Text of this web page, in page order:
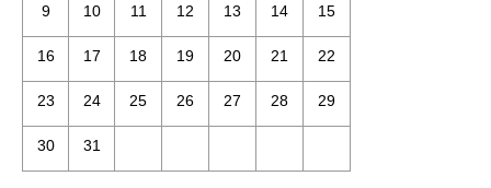
9 10 11 12 13 14 15
16 17 18 19 20 21 22
23 24 25 26 27 28 29
30 31